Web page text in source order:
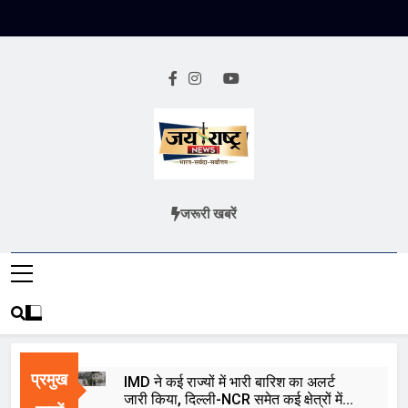
Jai Rashtra
हिंदी समाचार
जरूरी खबरें
प्रमुख
IMD ने कई राज्यों में भारी बारिश का अलर्ट
जारी किया, दिल्ली-NCR समेत कई क्षेत्रों में